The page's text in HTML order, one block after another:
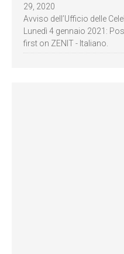
29, 2020
Avviso dell’Ufficio delle
Lunedì 4 gennaio 2021:
first on ZENIT - Italiano.